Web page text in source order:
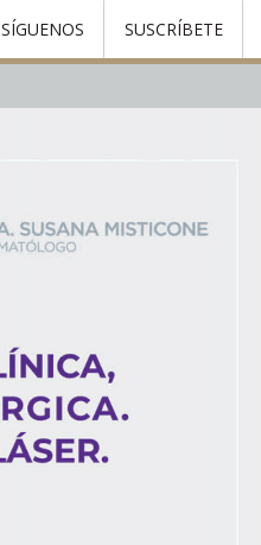
SÍGUENOS SUSCRÍBETE